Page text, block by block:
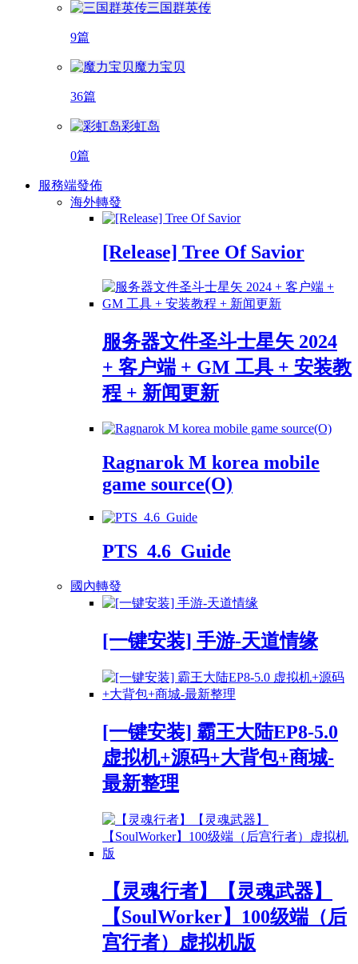
三国群英传
9篇
魔力宝贝
36篇
彩虹岛
0篇
服務端發佈
海外轉發
[Release] Tree Of Savior
服务器文件圣斗士星矢 2024
+ 客户端 + GM 工具 + 安装教
程 + 新闻更新
Ragnarok M korea mobile
game source(O)
PTS_4.6_Guide
國內轉發
[一键安装] 手游-天道情缘
[一键安装] 霸王大陆EP8-5.0
虚拟机+源码+大背包+商城-
最新整理
【灵魂行者】【灵魂武器】
【SoulWorker】100级端（后
宫行者）虚拟机版